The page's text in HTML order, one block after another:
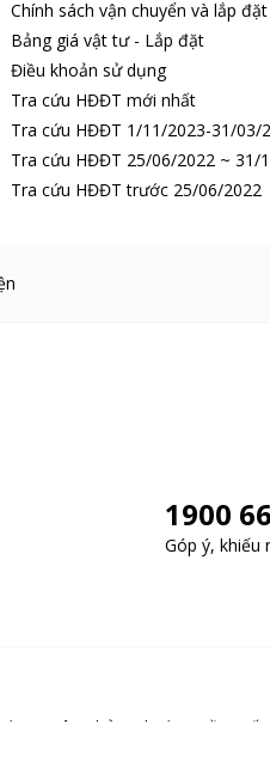
nghệ lọc không khí tiên tiến.
bụi mịn mà còn có khả năng
khí trong lành, có lợi cho
Chính sách vận chuyển và lắp đặt
Bảng giá vật tư - Lắp đặt
Điều khoản sử dụng
Tra cứu HĐĐT mới nhất
Tra cứu HĐĐT 1/11/2023-31/03/
Tra cứu HĐĐT 25/06/2022 ~ 31/
Tra cứu HĐĐT trước 25/06/2022
1900
Góp ý, khiếu
Xuân Thủy, Phường Cầu